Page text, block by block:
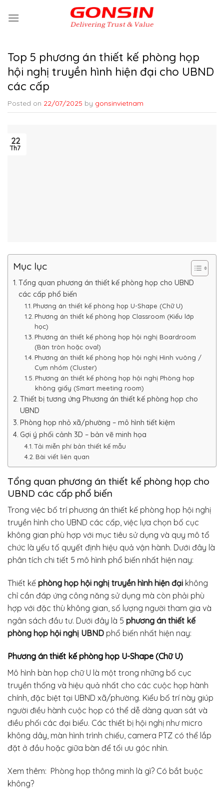
Top 5 phương án thiết kế phòng họp
hội nghị truyền hình hiện đại cho UBND
các cấp
Posted on 22/07/2025 by gonsinvietnam
22
Th7
Mục lục
Tổng quan phương án thiết kế phòng họp cho UBND
các cấp phổ biến
Phương án thiết kế phòng họp U-Shape (Chữ U)
Phương án thiết kế phòng họp Classroom (Kiểu lớp
học)
Phương án thiết kế phòng họp hội nghị Boardroom
(Bàn tròn hoặc oval)
Phương án thiết kế phòng họp hội nghị Hình vuông /
Cụm nhóm (Cluster)
Phương án thiết kế phòng họp hội nghị Phòng họp
không giấy (Smart meeting room)
Thiết bị tương ứng Phương án thiết kế phòng họp cho
UBND
Phòng họp nhỏ xã/phường – mô hình tiết kiệm
Gợi ý phối cảnh 3D – bản vẽ minh họa
Tải miễn phí bản thiết kế mẫu
Bài viết liên quan
Tổng quan phương án thiết kế phòng họp cho
UBND các cấp phổ biến
Trong việc bố trí phương án thiết kế phòng họp hội nghị
truyền hình cho UBND các cấp, việc lựa chọn bố cục
không gian phù hợp với mục tiêu sử dụng và quy mô tổ
chức là yếu tố quyết định hiệu quả vận hành. Dưới đây là
phân tích chi tiết 5 mô hình phổ biến nhất hiện nay:
Thiết kế phòng họp hội nghị truyền hình hiện đại không
chỉ cần đáp ứng công năng sử dụng mà còn phải phù
hợp với đặc thù không gian, số lượng người tham gia và
ngân sách đầu tư. Dưới đây là 5 phương án thiết kế
phòng họp hội nghị UBND phổ biến nhất hiện nay:
Phương án thiết kế phòng họp U-Shape (Chữ U)
Mô hình bàn họp chữ U là một trong những bố cục
truyền thống và hiệu quả nhất cho các cuộc họp hành
chính, đặc biệt tại UBND xã/phường. Kiểu bố trí này giúp
người điều hành cuộc họp có thể dễ dàng quan sát và
điều phối các đại biểu. Các thiết bị hội nghị như micro
không dây, màn hình trình chiếu, camera PTZ có thể lắp
đặt ở đầu hoặc giữa bàn để tối ưu góc nhìn.
Xem thêm: Phòng họp thông minh là gì? Có bắt buộc
không?